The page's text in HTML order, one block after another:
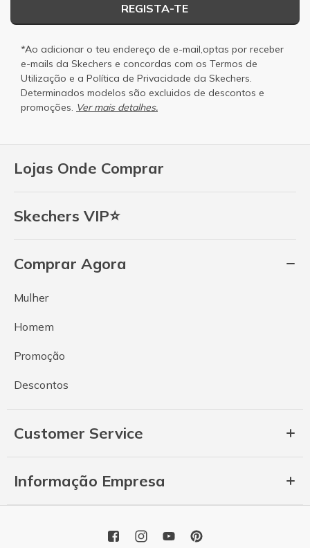
Lojas Onde Comprar
Skechers VIP⭐
Comprar Agora
Mulher
Homem
Promoção
Descontos
Customer Service
Informação Empresa
REGISTA-TE
*Ao adicionar o teu endereço de e-mail,optas por receber
e-mails da Skechers e concordas com os Termos de
Utilização e a Política de Privacidade da Skechers.
Determinados modelos são excluidos de descontos e
promoções. Ver mais detalhes.